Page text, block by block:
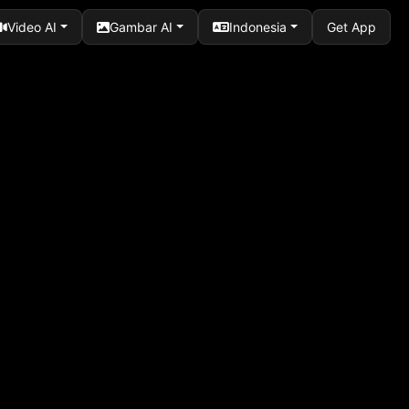
Video AI Gambar AI Indonesia Get App